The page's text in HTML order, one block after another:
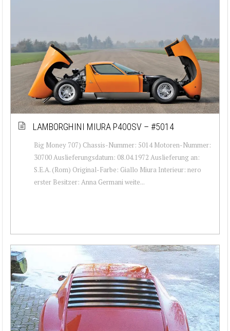
LAMBORGHINI MIURA P400SV – #5014
Big Money 707) Chassis-Nummer: 5014 Motoren-Nummer:
30700 Auslieferungsdatum: 08.04.1972 Auslieferung an:
S.E.A. (Rom) Original-Farbe: Giallo Miura Interieur: nero
erster Besitzer: Anna Germani weite...